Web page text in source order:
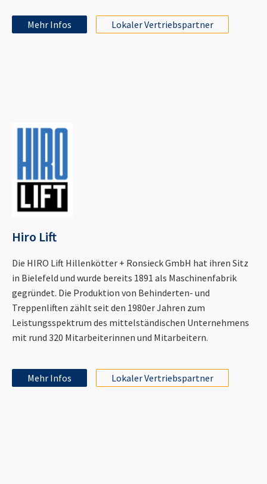
Mehr Infos Lokaler Vertriebspartner
Hiro Lift
Die HIRO Lift Hillenkötter + Ronsieck GmbH hat ihren Sitz
in Bielefeld und wurde bereits 1891 als Maschinenfabrik
gegründet. Die Produktion von Behinderten- und
Treppenliften zählt seit den 1980er Jahren zum
Leistungsspektrum des mittelständischen Unternehmens
mit rund 320 Mitarbeiterinnen und Mitarbeitern.
Mehr Infos Lokaler Vertriebspartner